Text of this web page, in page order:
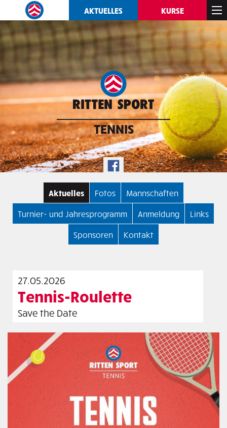
AKTUELLES KURSE
TENNIS
Aktuelles Fotos Mannschaften
Turnier- und Jahresprogramm Anmeldung Links
Sponsoren Kontakt
27.05.2026
Tennis-Roulette
Save the Date